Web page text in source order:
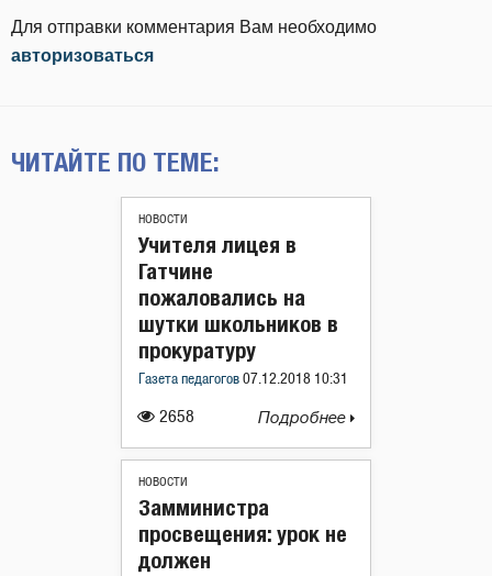
Для отправки комментария Вам необходимо
авторизоваться
ЧИТАЙТЕ ПО ТЕМЕ:
НОВОСТИ
2658
Учителя лицея в
Гатчине
пожаловались на
шутки школьников в
прокуратуру
Газета педагогов 07.12.2018 10:31
Подробнее
НОВОСТИ
Замминистра
просвещения: урок не
должен